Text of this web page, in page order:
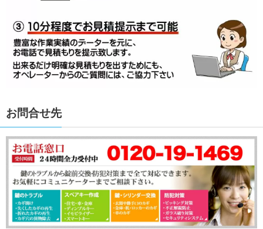
お問合せ先